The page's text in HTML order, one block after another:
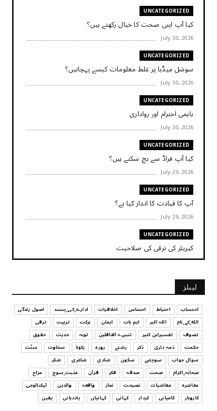
UNCATEGORIZED
کیا آپ اپنی صحت کا خیال رکھتے ہیں؟
July 30, 2026
UNCATEGORIZED
سوشل میڈیا پر غلط معلومات کیسے پہچانیں؟
July 30, 2026
UNCATEGORIZED
باہمی احترام اور رواداری
July 30, 2026
UNCATEGORIZED
کیا آپ فراڈ سے بچ سکتے ہیں؟
July 29, 2026
UNCATEGORIZED
آپ کا قیادت کا انداز کیا ہے؟
July 29, 2026
UNCATEGORIZED
کیریئر کی ترقی کی صلاحیت
July 29, 2026
UNCATEGORIZED
کیا آپ اپنے باس کو مؤثر طریقے سے منظم کر رہے ہیں
July 29, 2026
UNCATEGORIZED
اس وقت آپ کا موڈ کیسا ہے؟
July 29, 2026
UNCATEGORIZED
قرض لینے اور دینے میں ہوشیاری
July 29, 2026
لیبلز
احتساب احتیاط احساس اخلاقیات ادارے_کی_پسند
اصول زندگی
الله_کے_نام
اللہ اکبر اہم بات ایمان برکت تربیت
ترقی
تصوف
تفسیرابن کثیر تنبیہہ الغافلین توبہ حدیث
حقوق
حکمت
ذمہ داری ذکر رشتے روزہ زکوٰۃ سخاوت
سنّت
سوال جواب
سوچئیے سکون شادی شاعری
شکر
صحابہ_اکرام
صحت صدقہ فکر قرآن مثبت_سوچ
مزاح
معاشرہ
معاشیات نصیحت نماز واقعہ والدین
ٹیکنالوجی
کاروبار
کامیابی کردار کہانی کہانیاں یاددہانی یقین